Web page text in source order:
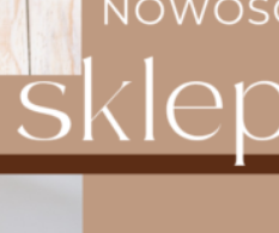
w detale, które mają
znajdziesz w naszym
tłoczonymi
okucia-